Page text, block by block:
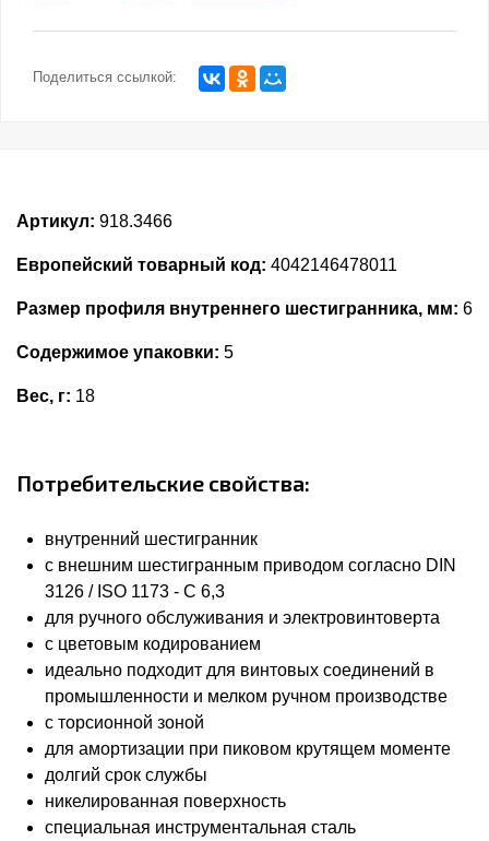
Поделиться ссылкой:
Артикул: 918.3466
Европейский товарный код: 4042146478011
Размер профиля внутреннего шестигранника, мм: 6
Содержимое упаковки: 5
Вес, г: 18
Потребительские свойства:
внутренний шестигранник
с внешним шестигранным приводом согласно DIN
3126 / ISO 1173 - C 6,3
для ручного обслуживания и электровинтоверта
с цветовым кодированием
идеально подходит для винтовых соединений в
промышленности и мелком ручном производстве
с торсионной зоной
для амортизации при пиковом крутящем моменте
долгий срок службы
никелированная поверхность
специальная инструментальная сталь